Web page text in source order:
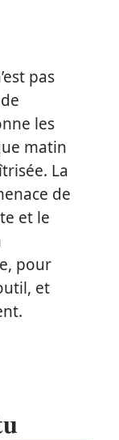
pas
les
matin
La
de
et le
pour
et